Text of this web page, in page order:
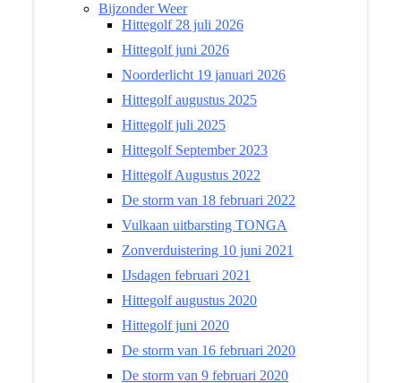
Bijzonder Weer
Hittegolf 28 juli 2026
Hittegolf juni 2026
Noorderlicht 19 januari 2026
Hittegolf augustus 2025
Hittegolf juli 2025
Hittegolf September 2023
Hittegolf Augustus 2022
De storm van 18 februari 2022
Vulkaan uitbarsting TONGA
Zonverduistering 10 juni 2021
IJsdagen februari 2021
Hittegolf augustus 2020
Hittegolf juni 2020
De storm van 16 februari 2020
De storm van 9 februari 2020